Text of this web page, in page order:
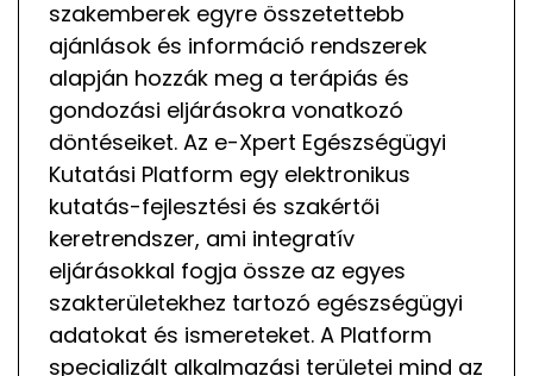
szakemberek egyre összetettebb
ajánlások és információ rendszerek
alapján hozzák meg a terápiás és
gondozási eljárásokra vonatkozó
döntéseiket. Az e-Xpert Egészségügyi
Kutatási Platform egy elektronikus
kutatás-fejlesztési és szakértői
keretrendszer, ami integratív
eljárásokkal fogja össze az egyes
szakterületekhez tartozó egészségügyi
adatokat és ismereteket. A Platform
specializált alkalmazási területei mind az